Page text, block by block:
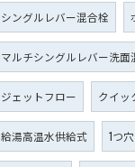
シングルレバー混合栓
マルチシングルレバー洗面
ジェットフロー クイッ
給湯高温水供給式 1つ穴